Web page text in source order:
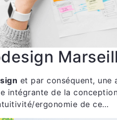
et par conséquent, une
intégrante de la
ergonomie de ce…